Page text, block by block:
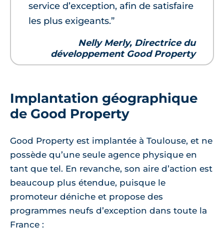
service d’exception, afin de satisfaire
les plus exigeants.”
Nelly Merly, Directrice du
développement Good Property
Implantation géographique
de Good Property
Good Property est implantée à Toulouse, et ne
possède qu’une seule agence physique en
tant que tel. En revanche, son aire d’action est
beaucoup plus étendue, puisque le
promoteur déniche et propose des
programmes neufs d’exception dans toute la
France :